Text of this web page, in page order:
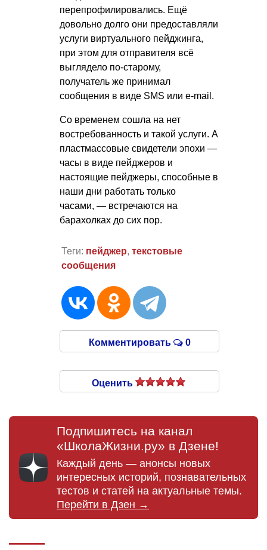
перепрофилировались. Ещё
довольно долго они предоставляли
услуги виртуального пейджинга,
при этом для отправителя всё
выглядело по-старому,
получатель же принимал
сообщения в виде SMS или e-mail.
Со временем сошла на нет
востребованность и такой услуги. А
пластмассовые свидетели эпохи —
часы в виде пейджеров и
настоящие пейджеры, способные в
наши дни работать только
часами, — встречаются на
барахолках до сих пор.
Теги: пейджер, текстовые
сообщения
Комментировать 0
Оценить
Подпишитесь на канал
«ШколаЖизни.ру» в Дзене!
Каждый день — анонсы новых
интересных историй, познавательных
тестов и статей на актуальные темы.
Перейти в Дзен →